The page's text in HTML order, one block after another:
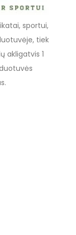
sportui,
tiek
akligatvis 1